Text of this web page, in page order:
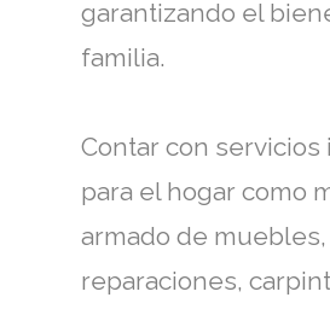
garantizando el
familia.
Contar con
para el hogar como
armado de muebles,
reparaciones,